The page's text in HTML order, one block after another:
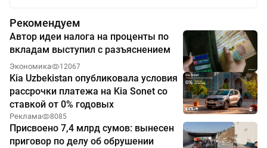
Рекомендуем
Автор идеи налога на проценты по
вкладам выступил с разъяснением
Экономика 12067
Kia Uzbekistan опубликовала условия
рассрочки платежа на Kia Sonet со
ставкой от 0% годовых
Реклама 8085
Присвоено 7,4 млрд сумов: вынесен
приговор по делу об обрушении